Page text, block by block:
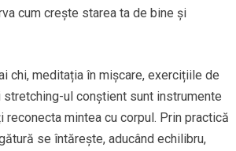
cum crește starea ta de bine și
chi, meditația în mișcare, exercițiile de
ul conștient sunt instrumente
reconecta mintea cu corpul. Prin practică
se întărește, aducând echilibru,